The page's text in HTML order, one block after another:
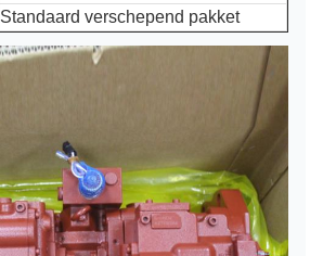
Standaard verschepend pakket